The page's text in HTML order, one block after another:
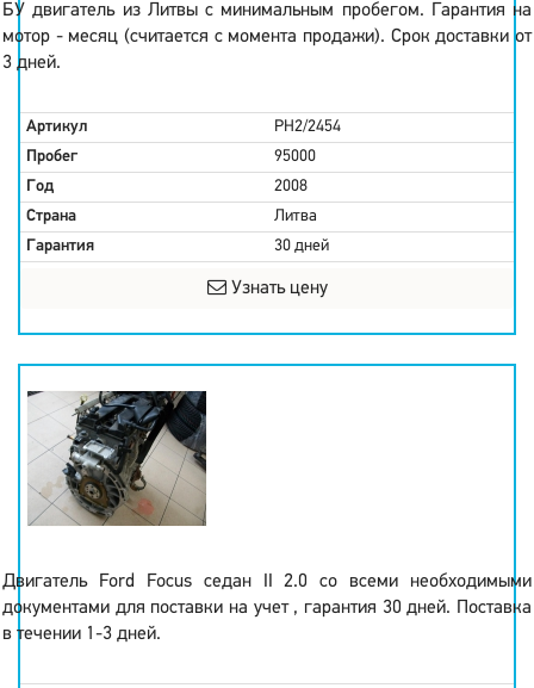
БУ двигатель из Литвы с минимальным пробегом. Гарантия на
мотор - месяц (считается с момента продажи). Срок доставки от
3 дней.
Артикул
PH2/2454
Пробег
95000
Год
2008
Страна
Литва
Гарантия
30 дней
Узнать цену
Двигатель Ford Focus седан II 2.0 со всеми необходимыми
документами для поставки на учет , гарантия 30 дней. Поставка
в течении 1-3 дней.